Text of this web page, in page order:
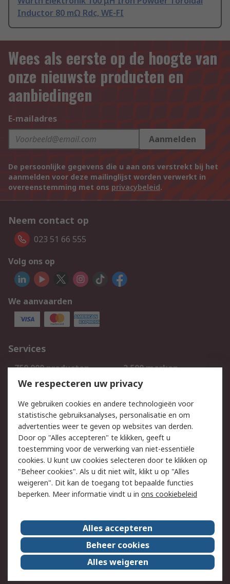
Inductor 80 mΩ Rdc, WE-FI
Wees als eerste op de hoogte van
onze nieuwste producten en
aanbiedingen
E-mailadres
Aanmelden
De persoonlijke gegevens die u aan ons verstrekt bij het
aanmelden voor deze mailinglijst worden verwerkt in
overeenstemming met ons privacybeleid.
Neem contact op
023 51 66 555
Volg ons op
We aanvaarden
Services
750.000 producten
2.500 merken
Bestellen
Inkoopoplossingen
Track & Trace
Wettelijk
Cookiebeleid
Email veiligheid
Privacybeleid
Websitevoorwaarden
Algemene
verkoopvoorwaarden
Over RS
RS Group
Over ons
RS wereldwijd
Werken bij RS
ESG
We respecteren uw privacy
We gebruiken cookies en andere technologieën voor
statistische gebruiksanalyses, personalisatie en om
advertenties weer te geven op websites van derden.
Door op "Alles accepteren" te klikken, geeft u
toestemming voor de verwerking van niet-essentiële
cookies. U kunt uw cookies selecteren door te klikken op
"Beheer cookies". Als u dit niet wilt, klikt u op "Alles
weigeren". Dit kan de toegang tot bepaalde functies
beperken. Meer informatie vindt u in ons cookiebeleid
Alles accepteren
Beheer cookies
Alles weigeren